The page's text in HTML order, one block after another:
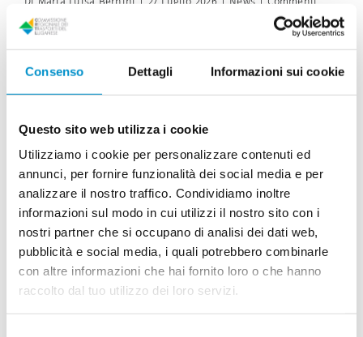
Consenso Dettagli Informazioni sui cookie
Questo sito web utilizza i cookie
Utilizziamo i cookie per personalizzare contenuti ed
annunci, per fornire funzionalità dei social media e per
analizzare il nostro traffico. Condividiamo inoltre
informazioni sul modo in cui utilizzi il nostro sito con i
nostri partner che si occupano di analisi dei dati web,
pubblicità e social media, i quali potrebbero combinarle
con altre informazioni che hai fornito loro o che hanno
raccolto dal tuo utilizzo dei loro servizi.
PAL5
stato
bocciato?»
Continua a leggere
Opposizione cantonale allo
svincolo
SIGIRINO / Si tratterebbe di una questione di
immissioni foniche,
DiMaria Luisa Bernini | 13 Febbraio 2025 | News | Commenti
disabilitati
Opposizione
Continua a leggere